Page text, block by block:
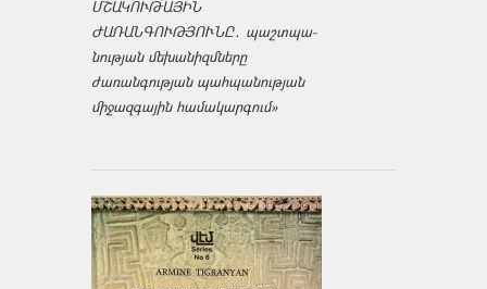
ՄՇԱԿՈՒԹԱՅԻՆ
ԺԱՌԱՆԳՈՒԹՅՈՒՆԸ․ պաշտպա­
նության մեխանիզմները
ժառանգության պահպանության
միջազ­գային համակարգում»